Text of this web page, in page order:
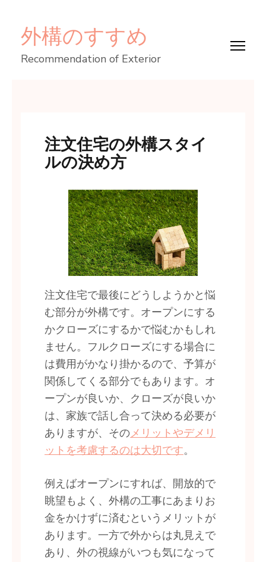
ン
テ
外構のすすめ
Recommendation of Exterior
注文住宅の外構スタイ
ルの決め方
注文住宅で最後にどうしようかと悩
む部分が外構です。オープンにする
かクローズにするかで悩むかもしれ
ません。フルクローズにする場合に
は費用がかなり掛かるので、予算が
関係してくる部分でもあります。オ
ープンが良いか、クローズが良いか
は、家族で話し合って決める必要が
ありますが、そのメリットやデメリ
ットを考慮するのは大切です。
例えばオープンにすれば、開放的で
眺望もよく、外構の工事にあまりお
金をかけずに済むというメリットが
あります。一方で外からは丸見えで
あり、外の視線がいつも気になって